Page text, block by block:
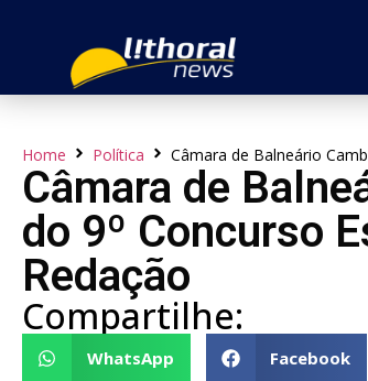
Home Política Câmara de Balneário
Câmara de
do 9º Concurso
Redação
Compartilhe:
WhatsApp Facebook